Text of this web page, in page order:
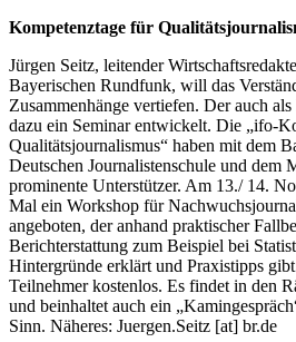
Kompetenztage für
Jürgen Seitz, leitender
Bayerischen Rundfunk, will das
Zusammenhänge vertiefen. Der auch
dazu ein Seminar entwickelt. Die „ifo-
Qualitätsjournalismus“ haben mit dem
Deutschen Journalistenschule und dem
prominente Unterstützer. Am 13./ 14.
Mal ein Workshop für
angeboten, der anhand praktischer
Berichterstattung zum Beispiel bei
Hintergründe erklärt und Praxistipps
Teilnehmer kostenlos. Es findet in den
und beinhaltet auch ein
Sinn. Näheres: Juergen.Seitz [at] br.de